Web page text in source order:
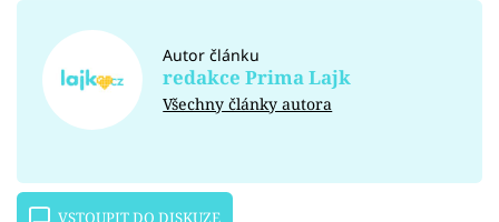
Autor článku
redakce Prima Lajk
Všechny články autora
VSTOUPIT DO DISKUZE